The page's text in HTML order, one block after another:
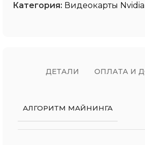
Категория: Видеокарты
ДЕТАЛИ ОПЛАТА И
АЛГОРИТМ МАЙНИНГА